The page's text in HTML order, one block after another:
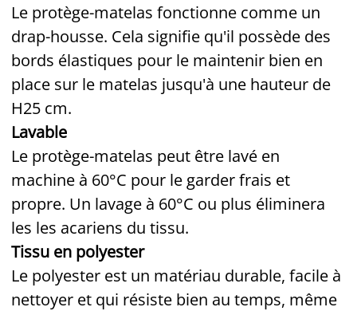
Le protège-matelas fonctionne comme un
drap-housse. Cela signifie qu'il possède des
bords élastiques pour le maintenir bien en
place sur le matelas jusqu'à une hauteur de
H25 cm.
Lavable
Le protège-matelas peut être lavé en
machine à 60°C pour le garder frais et
propre. Un lavage à 60°C ou plus éliminera
les les acariens du tissu.
Tissu en polyester
Le polyester est un matériau durable, facile à
nettoyer et qui résiste bien au temps, même